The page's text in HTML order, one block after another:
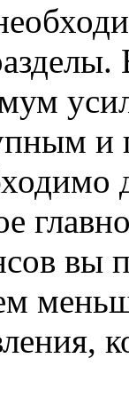
и
вы